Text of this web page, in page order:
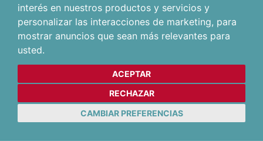
interés en nuestros productos y servicios y
personalizar las interacciones de marketing, para
mostrar anuncios que sean más relevantes para
usted.
ACEPTAR
RECHAZAR
CAMBIAR PREFERENCIAS